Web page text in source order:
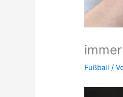
Fußball /